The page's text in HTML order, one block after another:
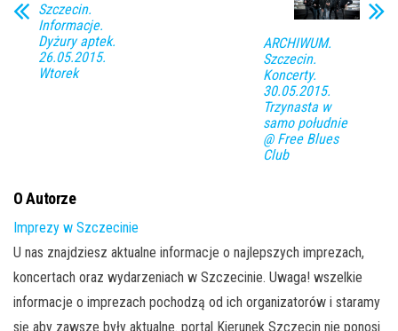
Szczecin.
Informacje.
Dyżury aptek.
26.05.2015.
Wtorek
ARCHIWUM.
Szczecin.
Koncerty.
30.05.2015.
Trzynasta w
samo południe
@ Free Blues
Club
O Autorze
Imprezy w Szczecinie
U nas znajdziesz aktualne informacje o najlepszych imprezach,
koncertach oraz wydarzeniach w Szczecinie. Uwaga! wszelkie
informacje o imprezach pochodzą od ich organizatorów i staramy
się aby zawsze były aktualne. portal Kierunek Szczecin nie ponosi